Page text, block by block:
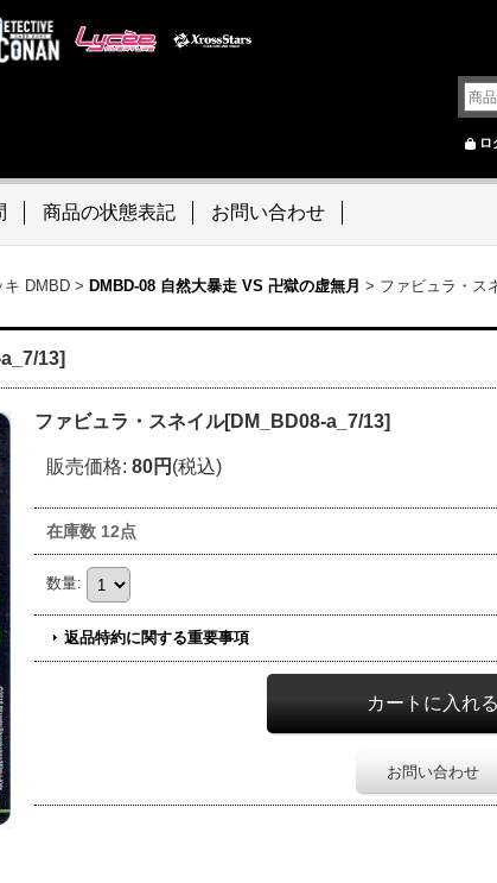
ロ
商品の状態表記 お問い合わせ
キ DMBD > DMBD-08 自然大暴走 VS 卍獄の虚無月 > ファビュラ・ス
13]
ファビュラ・スネイル[DM_BD08-a_7/13]
販売価格: 80円 (税込)
在庫数 12点
数量:
返品特約に関する重要事項
お問い合わせ